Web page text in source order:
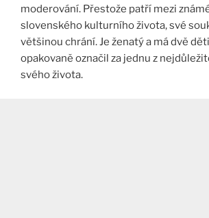
moderování. Přestože patří mezi
slovenského kulturního života, své
většinou chrání. Je ženatý a má dvě
opakovaně označil za jednu z
svého života.